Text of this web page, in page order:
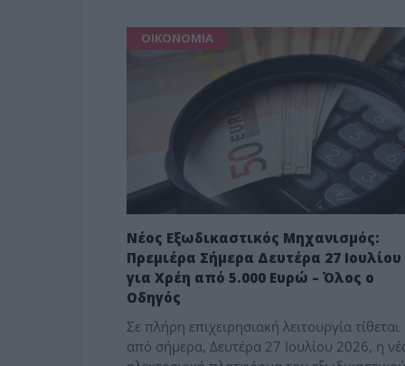
ΟΙΚΟΝΟΜΙΑ
Νέος Εξωδικαστικός Μηχανισμός:
Πρεμιέρα Σήμερα Δευτέρα 27 Ιουλίου
για Χρέη από 5.000 Ευρώ – Όλος ο
Οδηγός
Σε πλήρη επιχειρησιακή λειτουργία τίθεται
από σήμερα, Δευτέρα 27 Ιουλίου 2026, η